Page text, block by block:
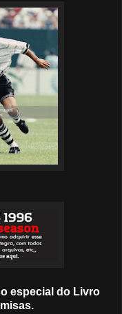
especial do Livro